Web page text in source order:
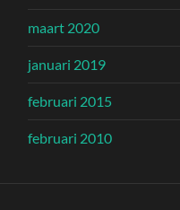
maart 2020
januari 2019
februari 2015
februari 2010